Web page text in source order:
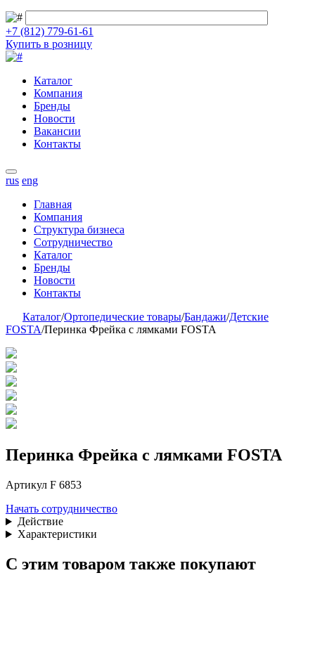
+7 (812) 779-61-61
Купить в розницу
Каталог
Компания
Бренды
Новости
Вакансии
Контакты
rus eng
Главная
Компания
Структура бизнеса
Сотрудничество
Каталог
Бренды
Новости
Контакты
Каталог/Ортопедические товары/Бандажи/Детские
FOSTA/Перинка Фрейка с лямками FOSTA
Перинка Фрейка с лямками FOSTA
Артикул F 6853
Начать сотрудничество
Действие
Характеристики
С этим товаром также покупают